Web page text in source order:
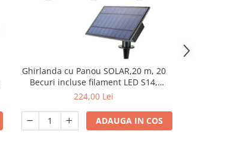
Ghirlanda cu Panou SOLAR,20 m, 20
Becuri incluse filament LED S14,
lumina calda , Interconectabila, Jocuri
224,00 Lei
ADAUGA IN COS